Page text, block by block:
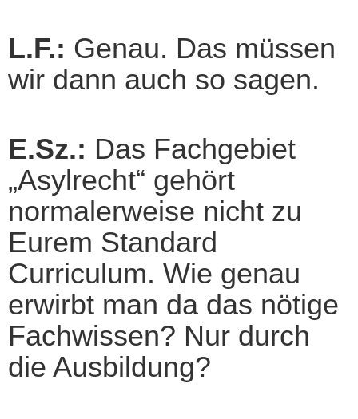
L.F.: Genau. Das müssen
wir dann auch so sagen.
E.Sz.: Das Fachgebiet
„Asylrecht“ gehört
normalerweise nicht zu
Eurem Standard
Curriculum. Wie genau
erwirbt man da das nötige
Fachwissen? Nur durch
die Ausbildung?